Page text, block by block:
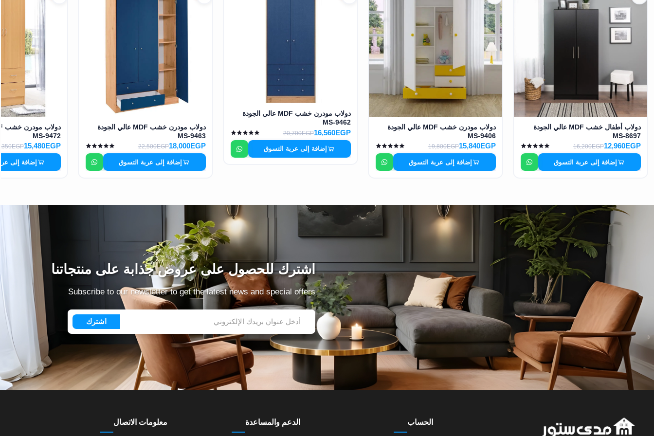
دولاب أطفال خشب MDF عالي الجودة
MS-8697
12,960EGP
16,200EGP
إضافة إلى عربة التسوق
دولاب مودرن خشب MDF عالي الجودة
MS-9406
15,840EGP
19,800EGP
إضافة إلى عربة التسوق
دولاب مودرن خشب MDF عالي الجودة
MS-9462
16,560EGP
20,700EGP
إضافة إلى عربة التسوق
دولاب مودرن خشب MDF عالي الجودة
MS-9463
18,000EGP
22,500EGP
إضافة إلى عربة التسوق
MS-9472
15,480EGP
إضافة إلى
اشترك للحصول على عروض جذابة على منتجاتنا
Subscribe to our newsletter to get the latest news and special offers
اشترك
الحساب الدعم والمساعدة معلومات الاتصال